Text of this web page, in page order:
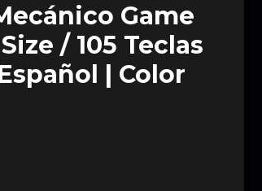
Game
/ 105 Teclas
| Color